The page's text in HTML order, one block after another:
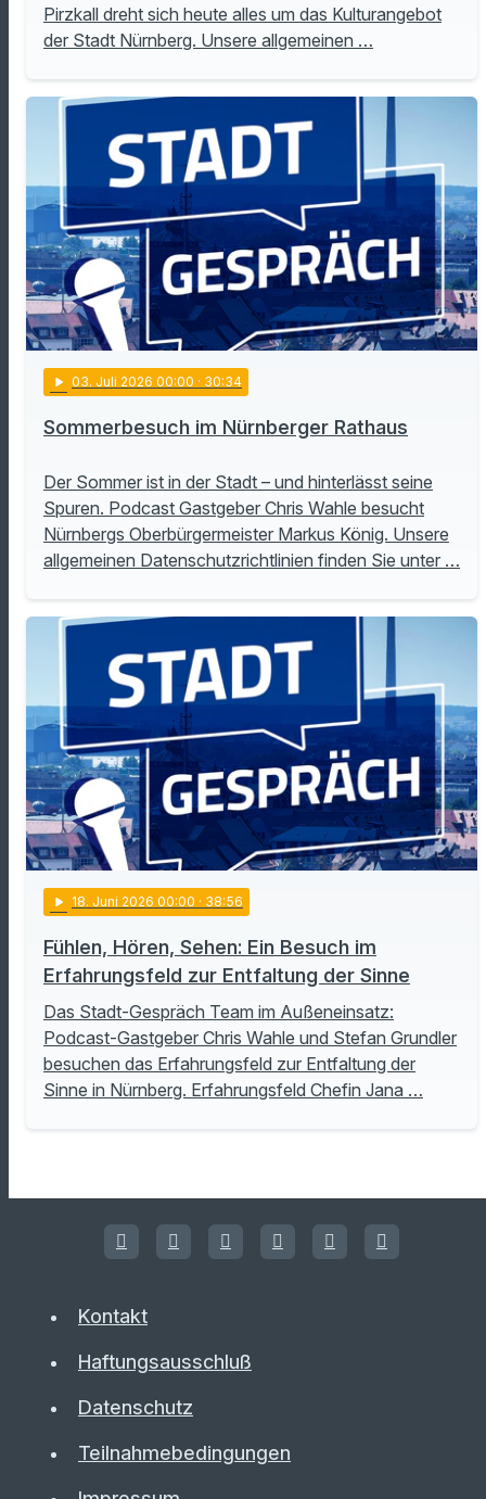
Pirzkall dreht sich heute alles um das Kulturangebot
der Stadt Nürnberg. Unsere allgemeinen …
play_arrow 03. Juli 2026 00:00 · 30:34
Sommerbesuch im Nürnberger Rathaus
Der Sommer ist in der Stadt – und hinterlässt seine
Spuren. Podcast Gastgeber Chris Wahle besucht
Nürnbergs Oberbürgermeister Markus König. Unsere
allgemeinen Datenschutzrichtlinien finden Sie unter …
play_arrow 18. Juni 2026 00:00 · 38:56
Fühlen, Hören, Sehen: Ein Besuch im
Erfahrungsfeld zur Entfaltung der Sinne
Das Stadt-Gespräch Team im Außeneinsatz:
Podcast-Gastgeber Chris Wahle und Stefan Grundler
besuchen das Erfahrungsfeld zur Entfaltung der
Sinne in Nürnberg. Erfahrungsfeld Chefin Jana …
Kontakt
Haftungsausschluß
Datenschutz
Teilnahmebedingungen